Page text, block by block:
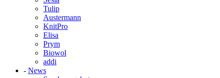
Tulip
Austermann
KnitPro
Elisa
Prym
Biowol
addi
- News